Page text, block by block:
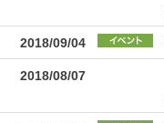
2018/09/04
2018/08/07